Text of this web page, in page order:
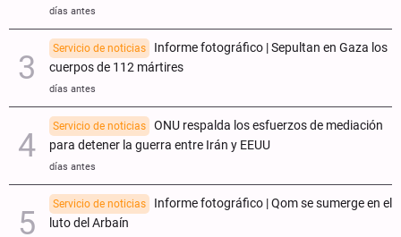
días antes
Servicio de noticias
Informe fotográfico | Sepultan en Gaza los
cuerpos de 112 mártires
días antes
Servicio de noticias
ONU respalda los esfuerzos de mediación
para detener la guerra entre Irán y EEUU
días antes
Servicio de noticias
Informe fotográfico | Qom se sumerge en el
luto del Arbaín